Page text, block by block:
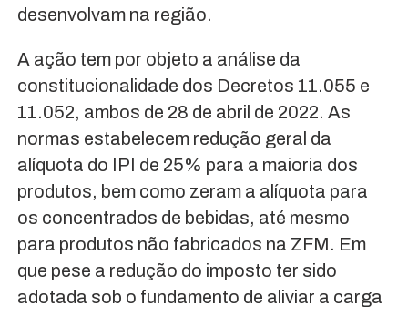
desenvolvam na região.
A ação tem por objeto a análise da
constitucionalidade dos Decretos 11.055 e
11.052, ambos de 28 de abril de 2022. As
normas estabelecem redução geral da
alíquota do IPI de 25% para a maioria dos
produtos, bem como zeram a alíquota para
os concentrados de bebidas, até mesmo
para produtos não fabricados na ZFM. Em
que pese a redução do imposto ter sido
adotada sob o fundamento de aliviar a carga